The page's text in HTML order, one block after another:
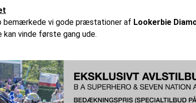
bemærkede vi gode præstationer af Lookerbie
vinde første gang ude.